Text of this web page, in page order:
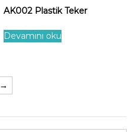
AK002 Plastik Teker
Devamını oku
→